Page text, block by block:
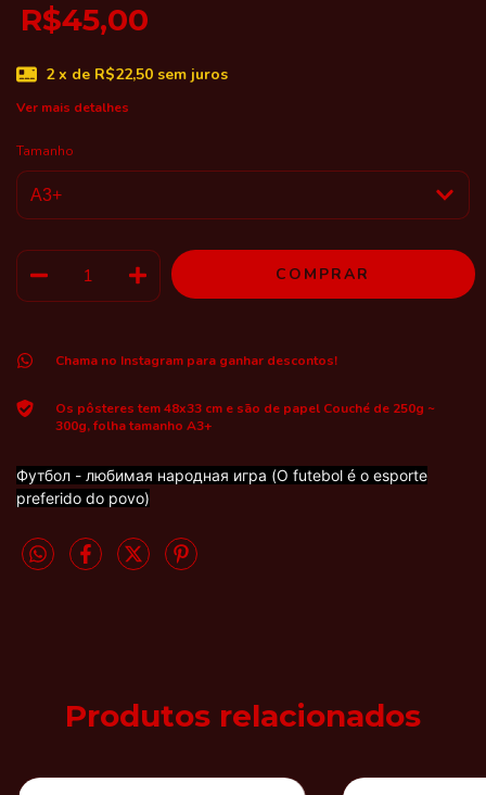
R$45,00
2 x de R$22,50 sem juros
Ver mais detalhes
Tamanho
Chama no Instagram para ganhar descontos!
Os pôsteres tem 48x33 cm e são de papel Couché de 250g ~
300g, folha tamanho A3+
Футбол - любимая народная игра (O futebol é o esporte
preferido do povo)
Produtos relacionados